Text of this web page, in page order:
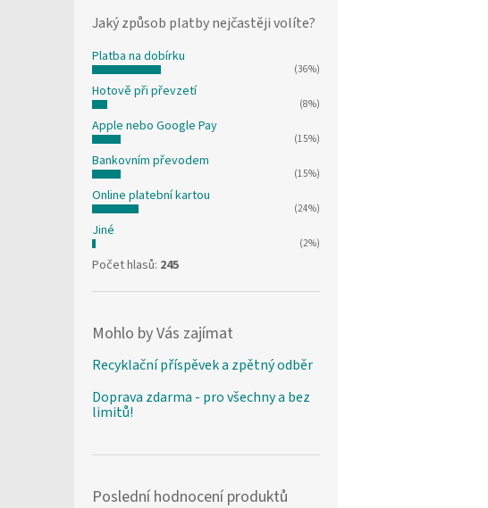
Jaký způsob platby nejčastěji volíte?
Platba na dobírku
(36%)
Hotově při převzetí
(8%)
Apple nebo Google Pay
(15%)
Bankovním převodem
(15%)
Online platební kartou
(24%)
Jiné
(2%)
Počet hlasů: 245
Mohlo by Vás zajímat
Recyklační příspěvek a zpětný odběr
Doprava zdarma - pro všechny a bez
limitů!
Poslední hodnocení produktů